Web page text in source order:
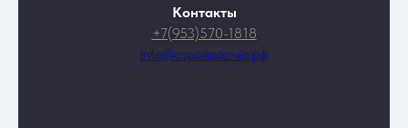
Контакты
+7(953)570-1818
info@стройрасчёт.рф